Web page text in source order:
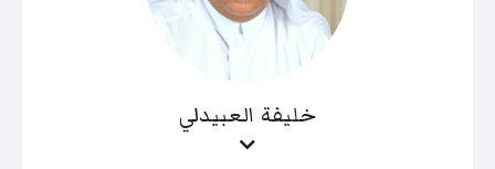
خليفة العبيدلي